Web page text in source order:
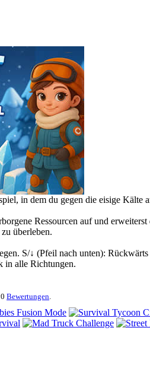
in dem du gegen die eisige Kälte
Ressourcen auf und
überleben.
S/↓ (Pfeil nach unten):
in alle Richtungen.
Bewertungen